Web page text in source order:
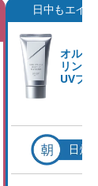
日中もエイ
オルビ
リンク
UVプ